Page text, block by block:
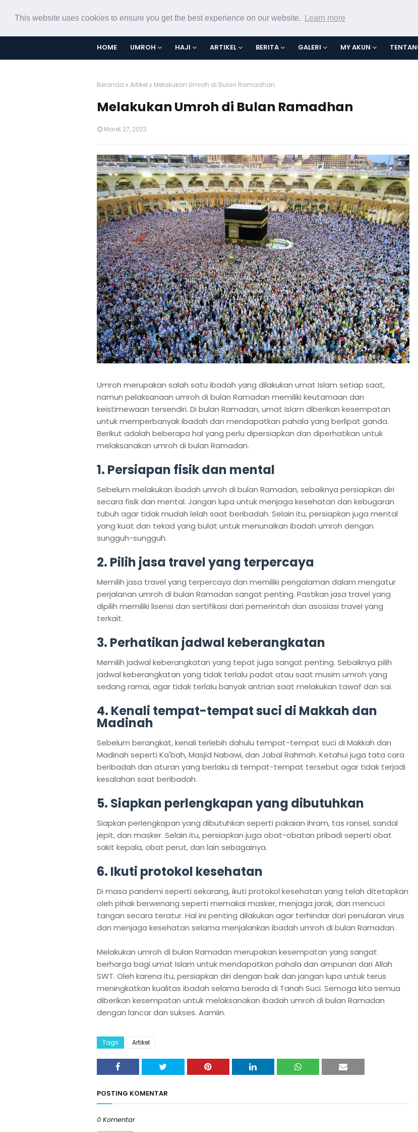
This website uses cookies to ensure you get the best experience on our website. Learn more
HOME UMROH HAJI ARTIKEL BERITA GALERI MY AKUN
Beranda Artikel Melakukan Umroh di Bulan Ramadhan
Melakukan Umroh di Bulan Ramadhan
Maret 27, 2023
Umroh merupakan salah satu ibadah yang dilakukan umat Islam setiap saat,
namun pelaksanaan umroh di bulan Ramadan memiliki keutamaan dan
keistimewaan tersendiri. Di bulan Ramadan, umat Islam diberikan kesempatan
untuk memperbanyak ibadah dan mendapatkan pahala yang berlipat ganda.
Berikut adalah beberapa hal yang perlu dipersiapkan dan diperhatikan untuk
melaksanakan umroh di bulan Ramadan.
1. Persiapan fisik dan mental
Sebelum melakukan ibadah umroh di bulan Ramadan, sebaiknya persiapkan diri
secara fisik dan mental. Jangan lupa untuk menjaga kesehatan dan kebugaran
tubuh agar tidak mudah lelah saat beribadah. Selain itu, persiapkan juga mental
yang kuat dan tekad yang bulat untuk menunaikan ibadah umroh dengan
sungguh-sungguh.
2. Pilih jasa travel yang terpercaya
Memilih jasa travel yang terpercaya dan memiliki pengalaman dalam mengatur
perjalanan umroh di bulan Ramadan sangat penting. Pastikan jasa travel yang
dipilih memiliki lisensi dan sertifikasi dari pemerintah dan asosiasi travel yang
terkait.
3. Perhatikan jadwal keberangkatan
Memilih jadwal keberangkatan yang tepat juga sangat penting. Sebaiknya pilih
jadwal keberangkatan yang tidak terlalu padat atau saat musim umroh yang
sedang ramai, agar tidak terlalu banyak antrian saat melakukan tawaf dan sai.
4. Kenali tempat-tempat suci di Makkah dan
Madinah
Sebelum berangkat, kenali terlebih dahulu tempat-tempat suci di Makkah dan
Madinah seperti Ka'bah, Masjid Nabawi, dan Jabal Rahmah. Ketahui juga tata cara
beribadah dan aturan yang berlaku di tempat-tempat tersebut agar tidak terjadi
kesalahan saat beribadah.
5. Siapkan perlengkapan yang dibutuhkan
Siapkan perlengkapan yang dibutuhkan seperti pakaian ihram, tas ransel, sandal
jepit, dan masker. Selain itu, persiapkan juga obat-obatan pribadi seperti obat
sakit kepala, obat perut, dan lain sebagainya.
6. Ikuti protokol kesehatan
Di masa pandemi seperti sekarang, ikuti protokol kesehatan yang telah ditetapkan
oleh pihak berwenang seperti memakai masker, menjaga jarak, dan mencuci
tangan secara teratur. Hal ini penting dilakukan agar terhindar dari penularan virus
dan menjaga kesehatan selama menjalankan ibadah umroh di bulan Ramadan.
Melakukan umroh di bulan Ramadan merupakan kesempatan yang sangat
berharga bagi umat Islam untuk mendapatkan pahala dan ampunan dari Allah
SWT. Oleh karena itu, persiapkan diri dengan baik dan jangan lupa untuk terus
meningkatkan kualitas ibadah selama berada di Tanah Suci. Semoga kita semua
diberikan kesempatan untuk melaksanakan ibadah umroh di bulan Ramadan
dengan lancar dan sukses. Aamiin.
Tags Artikel
POSTING KOMENTAR
0 Komentar